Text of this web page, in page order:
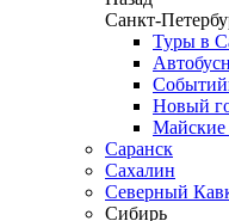
Санкт-
Туры в
Новый
Майские
Саранск
Сахалин
Северный
Сибирь